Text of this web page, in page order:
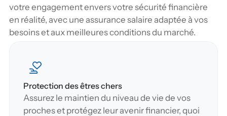
votre engagement envers votre sécurité financière
en réalité, avec une assurance salaire adaptée à vos
besoins et aux meilleures conditions du marché.
Protection des êtres chers
Assurez le maintien du niveau de vie de vos
proches et protégez leur avenir financier, quoi